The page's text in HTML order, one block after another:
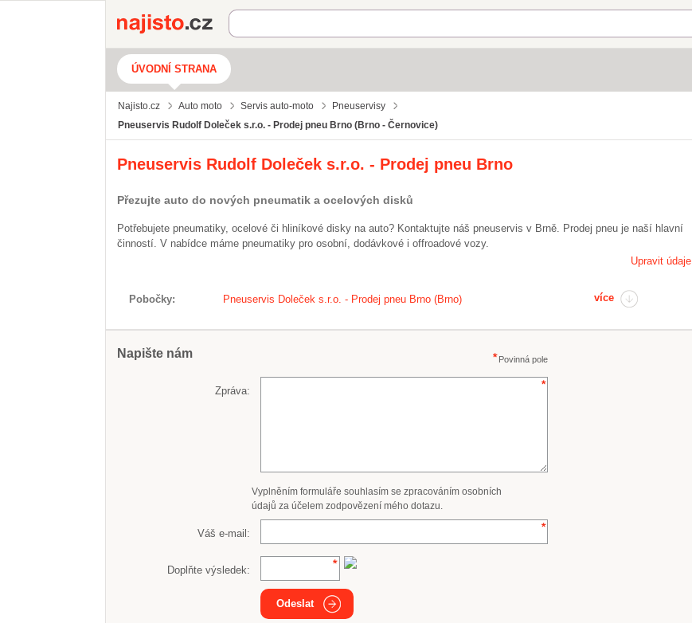
Najisto.cz
ÚVODNÍ STRANA
Najisto.cz Auto moto Servis auto-moto
Pneuservisy
Pneuservis Rudolf Doleček s.r.o. - Prodej pneu Brno (Brno - Černovice)
Pneuservis Rudolf Doleček s.r.o. - Prodej pneu Brno
Přezujte auto do nových pneumatik a ocelových disků
Potřebujete pneumatiky, ocelové či hliníkové disky na auto? Kontaktujte náš pneuservis v Brně. Prodej pneu je naší hlavní
činností. V nabídce máme pneumatiky pro osobní, dodávkové i offroadové vozy.
Upravit údaje
Pobočky Pneuservis Doleček s.r.o. - Prodej pneu Brno (Brno) více
Napište nám Povinná pole
Zpráva:
Vyplněním formuláře souhlasím se zpracováním osobních
údajů za účelem zodpovězení mého dotazu.
Váš e-mail:
Doplňte výsledek:
Odeslat